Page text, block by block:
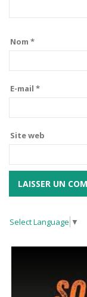
Nom *
E-mail *
Site web
Select Language ▼